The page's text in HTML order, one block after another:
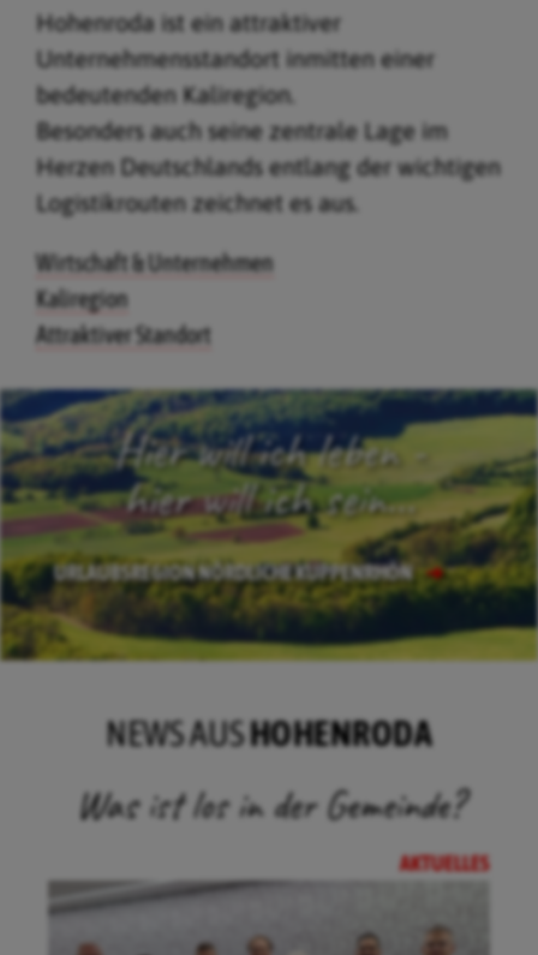
Hohenroda ist ein attraktiver
Unternehmensstandort inmitten einer
bedeutenden Kaliregion.
Besonders auch seine zentrale Lage im
Herzen Deutschlands entlang der wichtigen
Logistikrouten zeichnet es aus.
Wirtschaft & Unternehmen
Kaliregion
Attraktiver Standort
Hier will ich leben -
hier will ich sein...
URLAUBSREGION NÖRDLICHE KUPPENRHÖN
NEWS AUSHOHENRODA
Was ist los in der Gemeinde?
AKTUELLES